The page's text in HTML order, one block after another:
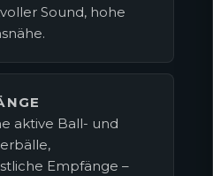
Sound, hohe
aktive Ball- und
Empfänge –